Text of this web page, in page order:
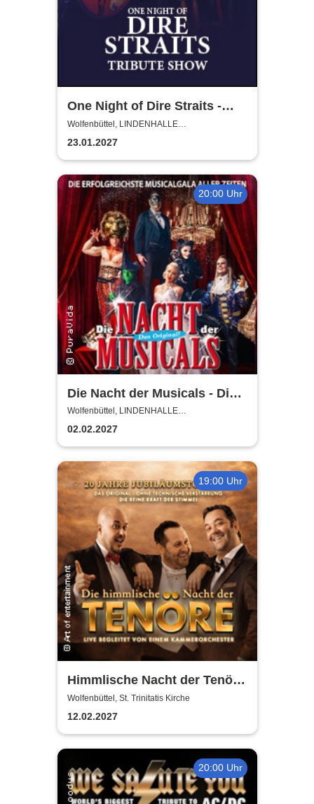
One Night of Dire Straits -
Tribute Show
Wolfenbüttel, LINDENHALLE
WOLFENBÜTTEL
23.01.2027
20:00 Uhr
Die Nacht der Musicals - Die
erfolgreichste Musicalgala
aller Zeiten
Wolfenbüttel, LINDENHALLE
WOLFENBÜTTEL
02.02.2027
19:00 Uhr
Himmlische Nacht der Tenöre
- Das Original - Live und ohne
technische Verstärkung
Wolfenbüttel, St. Trinitatis Kirche
12.02.2027
20:00 Uhr